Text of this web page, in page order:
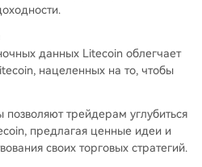
данных Litecoin облегчает
нацеленных на то, чтобы
трейдерам углубиться
предлагая ценные идеи и
своих торговых стратегий.